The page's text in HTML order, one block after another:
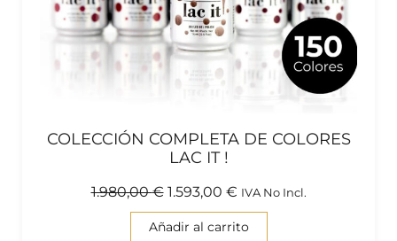
COLECCIÓN COMPLETA DE COLORES
LAC IT !
1.980,00€ 1.593,00 € IVA No Incl.
Añadir al carrito